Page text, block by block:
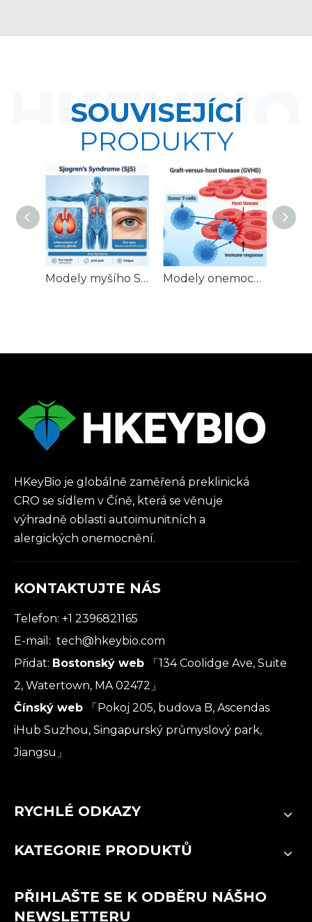
SOUVISEJÍCÍ
PRODUKTY
Modely myšího Sjögrenova syndromu (SjS). Modely onemocnění myšího štěpu proti hostiteli (GVHD).
HKeyBio je globálně zaměřená preklinická
CRO se sídlem v Číně, která se věnuje
výhradně oblasti autoimunitních a
alergických onemocnění.
KONTAKTUJTE NÁS
Telefon: +1 2396821165
E-mail: tech@hkeybio.com
Přidat: Bostonský web
「134 Coolidge Ave, Suite
2, Watertown, MA 02472」
Čínský web
「Pokoj 205, budova B, Ascendas
iHub Suzhou, Singapurský průmyslový park,
Jiangsu」
RYCHLÉ ODKAZY
KATEGORIE PRODUKTŮ
PŘIHLAŠTE SE K ODBĚRU NÁŠHO
NEWSLETTERU